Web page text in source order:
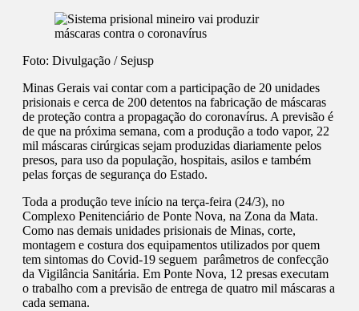
Foto: Divulgação / Sejusp
Minas Gerais vai contar com a participação de 20 unidades
prisionais e cerca de 200 detentos na fabricação de máscaras
de proteção contra a propagação do coronavírus. A previsão é
de que na próxima semana, com a produção a todo vapor, 22
mil máscaras cirúrgicas sejam produzidas diariamente pelos
presos, para uso da população, hospitais, asilos e também
pelas forças de segurança do Estado.
Toda a produção teve início na terça-feira (24/3), no
Complexo Penitenciário de Ponte Nova, na Zona da Mata.
Como nas demais unidades prisionais de Minas, corte,
montagem e costura dos equipamentos utilizados por quem
tem sintomas do Covid-19 seguem parâmetros de confecção
da Vigilância Sanitária. Em Ponte Nova, 12 presas executam
o trabalho com a previsão de entrega de quatro mil máscaras a
cada semana.